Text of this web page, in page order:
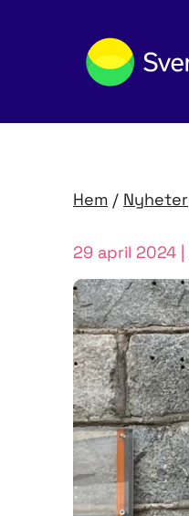
Hem / Nyheter
29 april 2024 |